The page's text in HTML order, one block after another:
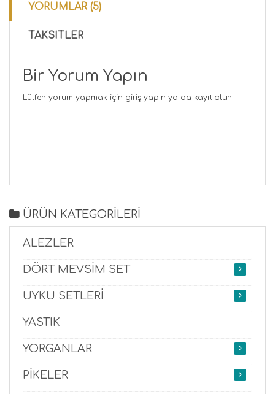
YORUMLAR (5)
TAKSITLER
Bir Yorum Yapın
Lütfen yorum yapmak için giriş yapın ya da kayıt olun
ÜRÜN KATEGORİLERİ
ALEZLER
DÖRT MEVSİM SET
UYKU SETLERİ
YASTIK
YORGANLAR
PİKELER